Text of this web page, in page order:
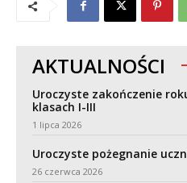
AKTUALNOŚCI
Uroczyste zakończenie
klasach I-III
1 lipca 2026
Uroczyste pożegnanie
26 czerwca 2026